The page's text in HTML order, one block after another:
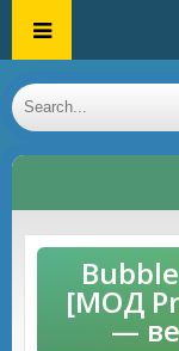
[МОД
—